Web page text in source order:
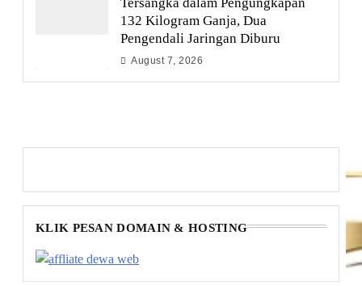
132 Kilogram Ganja, Dua
Pengendali Jaringan Diburu
August 7, 2026
KLIK PESAN DOMAIN & HOSTING